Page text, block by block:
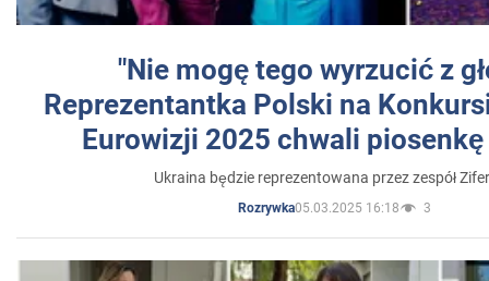
"Nie mogę tego wyrzucić z
Reprezentantka Polski na
Eurowizji 2025 chwali
Ukraina będzie reprezentowana przez zespół
Rozrywka05.03.2025 16:18 3